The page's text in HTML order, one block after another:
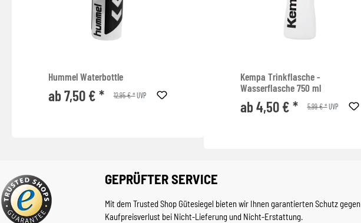
Hummel Waterbottle
ab 7,50 € * 12,95 € *UVP
Kempa Trinkflasche -
Wasserflasche 750 ml
ab 4,50 € * 5,99 € *UVP
GEPRÜFTER SERVICE
Mit dem Trusted Shop Gütesiegel bieten wir Ihnen garantierten Schutz gegen
Kaufpreisverlust bei Nicht-Lieferung und Nicht-Erstattung.